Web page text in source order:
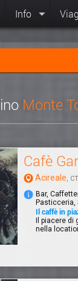
Info
Monte
Cafè
Acireale,
Bar,
Pasticceria,
Il caffè in
Il piacere di
nella